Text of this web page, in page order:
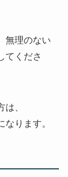
無理のない
てくださ
、
なります。